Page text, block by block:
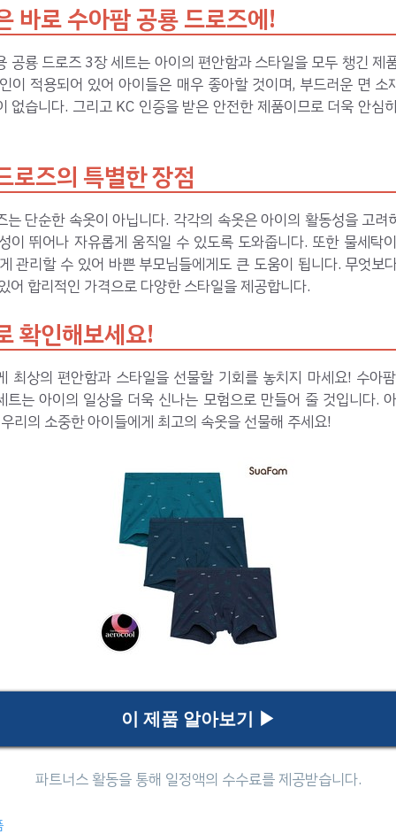
바로 수아팜 공룡 드로즈에!
공룡 드로즈 3장 세트는 아이의 편안함과 스타일을 모두 챙긴 제
이 적용되어 있어 아이들은 매우 좋아할 것이며, 부드러운 면 소
없습니다. 그리고 KC 인증을 받은 안전한 제품이므로 더욱 안심
로즈의 특별한 장점
는 단순한 속옷이 아닙니다. 각각의 속옷은 아이의 활동성을 고려
이 뛰어나 자유롭게 움직일 수 있도록 도와줍니다. 또한 물세탁
관리할 수 있어 바쁜 부모님들에게도 큰 도움이 됩니다. 무엇보
어 합리적인 가격으로 다양한 스타일을 제공합니다.
확인해보세요!
최상의 편안함과 스타일을 선물할 기회를 놓치지 마세요! 수아
트는 아이의 일상을 더욱 신나는 모험으로 만들어 줄 것입니다.
리의 소중한 아이들에게 최고의 속옷을 선물해 주세요!
이 제품 알아보기 ▶